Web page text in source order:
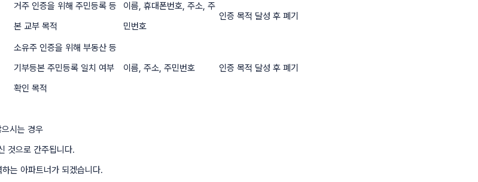
거주 인증을 위해 주민등록 등
본 교부 목적
이름, 휴대폰번호, 주소, 주
민번호
인증 목적 달성 후 폐기
소유주 인증을 위해 부동산 등
기부등본 주민등록 일치 여부
확인 목적
이름, 주소, 주민번호 인증 목적 달성 후 폐기
시는 경우
것으로 간주됩니다.
는 아파트너가 되겠습니다.